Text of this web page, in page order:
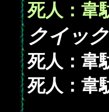
死人：韋
クイッ
死人：韋
死人：韋